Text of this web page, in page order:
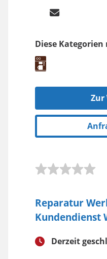
Diese
Zur
Reparatur
Kundendienst
Derzeit